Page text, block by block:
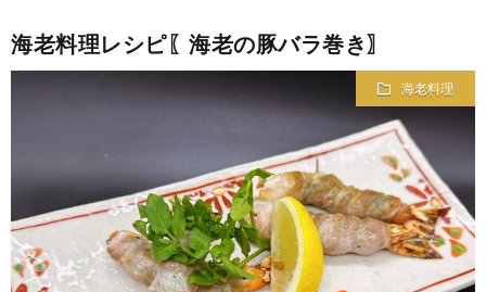
海老料理レシピ〖海老の豚バラ巻き〗
海老料理